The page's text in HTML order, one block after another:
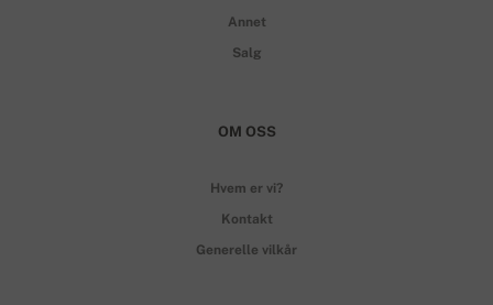
Annet
Salg
OM OSS
Hvem er vi?
Kontakt
Generelle vilkår